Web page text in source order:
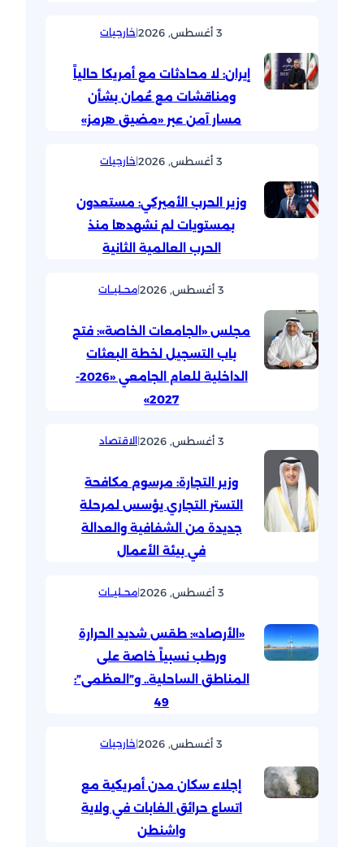
3 أغسطس, 2026 |خارجيات
إيران: لا محادثات مع أمريكا حالياً
ومناقشات مع عُمان بشأن
مسار آمن عبر «مضيق هرمز»
3 أغسطس, 2026 |خارجيات
وزير الحرب الأميركي: مستعدون
بمستويات لم نشهدها منذ
الحرب العالمية الثانية
3 أغسطس, 2026 |محــليــات
مجلس «الجامعات الخاصة»: فتح
باب التسجيل لخطة البعثات
الداخلية للعام الجامعي «2026-
2027»
3 أغسطس, 2026 |الاقتصاد
وزير التجارة: مرسوم مكافحة
التستر التجاري يؤسس لمرحلة
جديدة من الشفافية والعدالة
في بيئة الأعمال
3 أغسطس, 2026 |محــليــات
«الأرصاد»: طقس شديد الحرارة
ورطب نسبياً خاصة على
المناطق الساحلية.. و”العظمى”:
49
3 أغسطس, 2026 |خارجيات
إجلاء سكان مدن أمريكية مع
اتساع حرائق الغابات في ولاية
واشنطن